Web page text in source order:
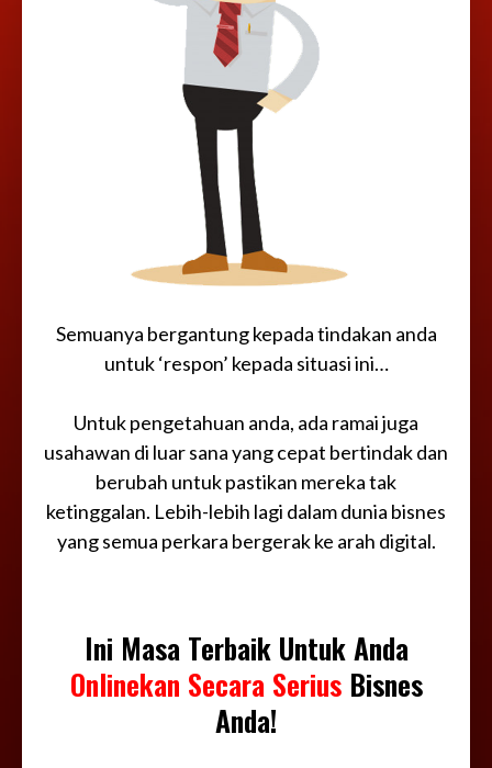
Semuanya bergantung kepada tindakan anda
untuk ‘respon’ kepada situasi ini…
Untuk pengetahuan anda, ada ramai juga
usahawan di luar sana yang cepat bertindak dan
berubah untuk pastikan mereka tak
ketinggalan. Lebih-lebih lagi dalam dunia bisnes
yang semua perkara bergerak ke arah digital.
Ini Masa Terbaik Untuk Anda
Onlinekan Secara SeriusBisnes
Anda!